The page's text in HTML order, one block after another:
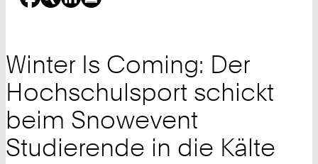
Winter Is Coming: Der
Hochschulsport schickt
beim Snowevent
Studierende in die Kälte